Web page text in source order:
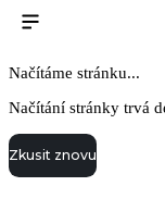
Načítáme stránku...
Načítání stránky trvá
Zkusit znovu